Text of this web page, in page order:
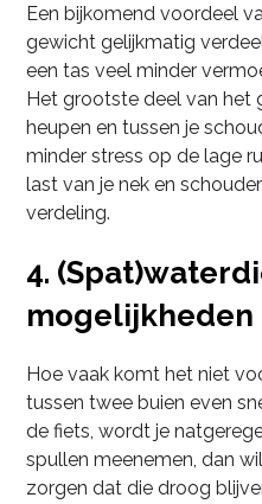
Een bijkomend voordeel
gewicht gelijkmatig
een tas veel minder
Het grootste deel van het
heupen en tussen je
minder stress op de lage
last van je nek en
verdeling.
4.
mogelijkheden
Hoe vaak komt het niet
tussen twee buien even
de fiets, wordt je
spullen meenemen, dan
zorgen dat die droog